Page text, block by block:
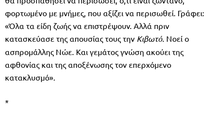
φορτωμένο με μνήμες, που αξίζει να περισωθεί. Γράφει:
«Όλα τα είδη ζωής να επιστρέψουν. Αλλά πριν
κατασκεύασε της απουσίας τους την Κιβωτό. Νοεί ο
ασπρομάλλης Νώε. Και γεμάτος γνώση ακούει της
αφθονίας και της αποξένωσης τον επερχόμενο
κατακλυσμό».
*